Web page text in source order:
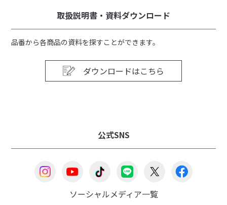
取扱説明書・資料ダウンロード
品番から各商品の資料を探すことができます。
ダウンロードはこちら
公式SNS
ソーシャルメディア一覧